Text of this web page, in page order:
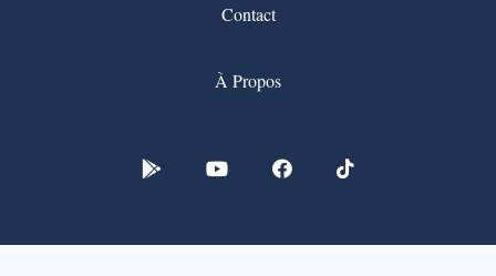
Contact
À Propos